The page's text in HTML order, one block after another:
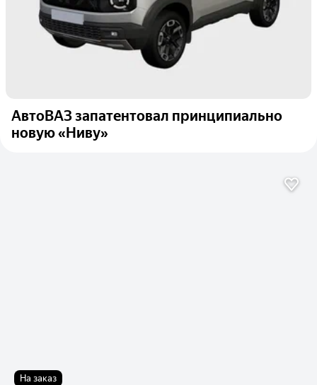
АвтоВАЗ запатентовал принципиально
новую «Ниву»
На заказ